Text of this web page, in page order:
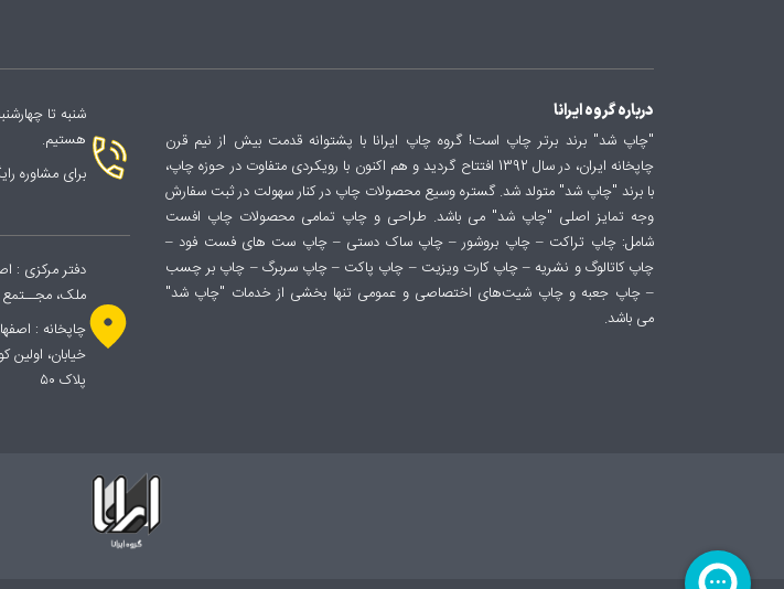
درباره گروه ایرانا
"چاپ شد" برند برتر چاپ است! گروه چاپ ایرانا با پشتوانه قدمت بیش از نیم قرن
چاپخانه ایران، در سال 1392 افتتاح گردید و هم اکنون با رویکردی متفاوت در حوزه چاپ،
با برند "چاپ شد" متولد شد. گستره وسیع محصولات چاپ در کنار سهولت در ثبت سفارش
وجه تمایز اصلی "چاپ شد" می باشد. طراحی و چاپ تمامی محصولات چاپ افست
شامل: چاپ تراکت – چاپ بروشور – چاپ ساک دستی – چاپ ست های فست فود –
چاپ کاتالوگ و نشریه – چاپ کارت ویزیت – چاپ پاکت – چاپ سربرگ – چاپ بر چسب
– چاپ جعبه و چاپ شیت‌های اختصاصی و عمومی تنها بخشی از خدمات "چاپ شد"
می باشد.
هستیم.
برای مشاوره
دفتر مرکزی :
ملک، مجــتمع
پلاک ۵۰